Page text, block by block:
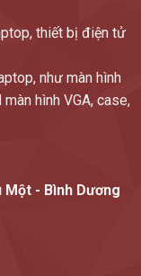
thiết bị điện tử
như màn hình
hình VGA, case,
Một - Bình Dương